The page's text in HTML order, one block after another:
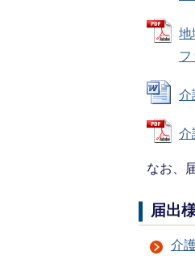
地
フ
介
介
なお、
届出
介